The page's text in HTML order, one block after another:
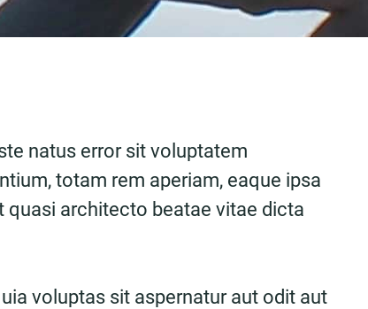
natus error sit voluptatem
totam rem aperiam, eaque ipsa
quasi architecto beatae vitae dicta
voluptas sit aspernatur aut odit aut